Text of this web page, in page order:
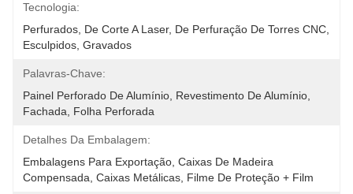
Tecnologia:
Perfurados, De Corte A Laser, De Perfuração De Torres CNC,
Esculpidos, Gravados
Palavras-Chave:
Painel Perforado De Alumínio, Revestimento De Alumínio,
Fachada, Folha Perforada
Detalhes Da Embalagem:
Embalagens Para Exportação, Caixas De Madeira
Compensada, Caixas Metálicas, Filme De Proteção + Film